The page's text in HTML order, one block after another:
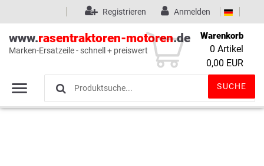
Wunschliste (0)
Anmelden
Registrieren
www.rasentraktoren-motoren.de
Marken-Ersatzeile - schnell + preiswert
SUCHE
Warenkorb
0 Artikel
0,00 EUR